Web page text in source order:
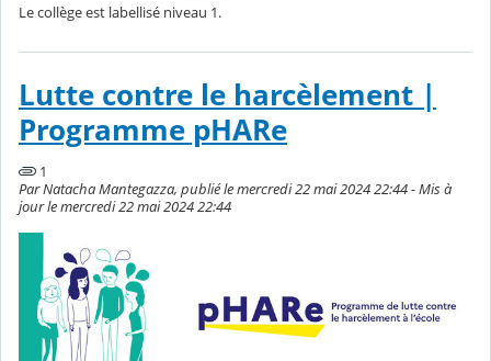
Le collège est labellisé niveau 1.
Lutte contre le harcèlement |
Programme pHARe
1
Par Natacha Mantegazza, publié le mercredi 22 mai 2024 22:44 - Mis à
jour le mercredi 22 mai 2024 22:44